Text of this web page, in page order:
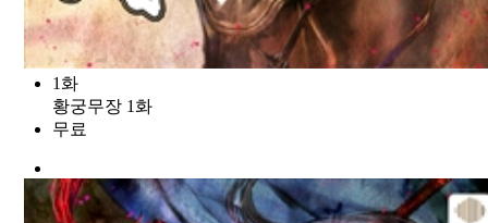
1화
황궁무장 1화
무료